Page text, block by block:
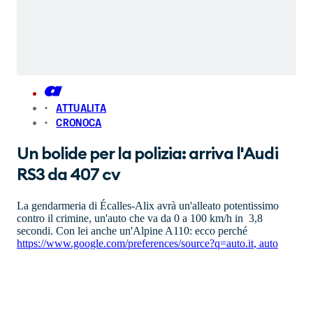
ATTUALITA
CRONOCA
Un bolide per la polizia: arriva l'Audi
RS3 da 407 cv
La gendarmeria di Écalles-Alix avrà un'alleato potentissimo
contro il crimine, un'auto che va da 0 a 100 km/h in 3,8
secondi. Con lei anche un'Alpine A110: ecco perché
https://www.google.com/preferences/source?q=auto.it, auto